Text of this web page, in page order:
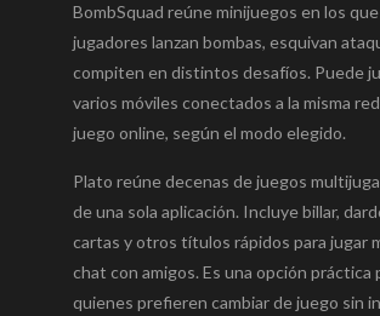
BombSquad reúne minijuegos en los
jugadores lanzan bombas, esquivan
compiten en distintos desafíos. Puede
varios móviles conectados a la misma
juego online, según el modo elegido.
Plato reúne decenas de juegos
de una sola aplicación. Incluye billar,
cartas y otros títulos rápidos para jugar
chat con amigos. Es una opción práctica
quienes prefieren cambiar de juego sin